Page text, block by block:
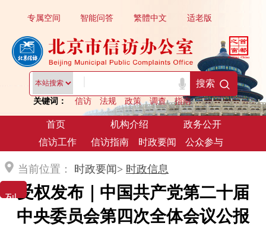
关键词： 信访 法规 政策 调查 指南
搜索
繁體中文
专属空间 适老版
智能问答
首页 机构介绍
政务公开
信访工作
信访指南 时政要闻 公众参与
当前位置： 时政要闻> 时政信息
受权发布｜中国共产党第二十届
中央委员会第四次全体会议公报